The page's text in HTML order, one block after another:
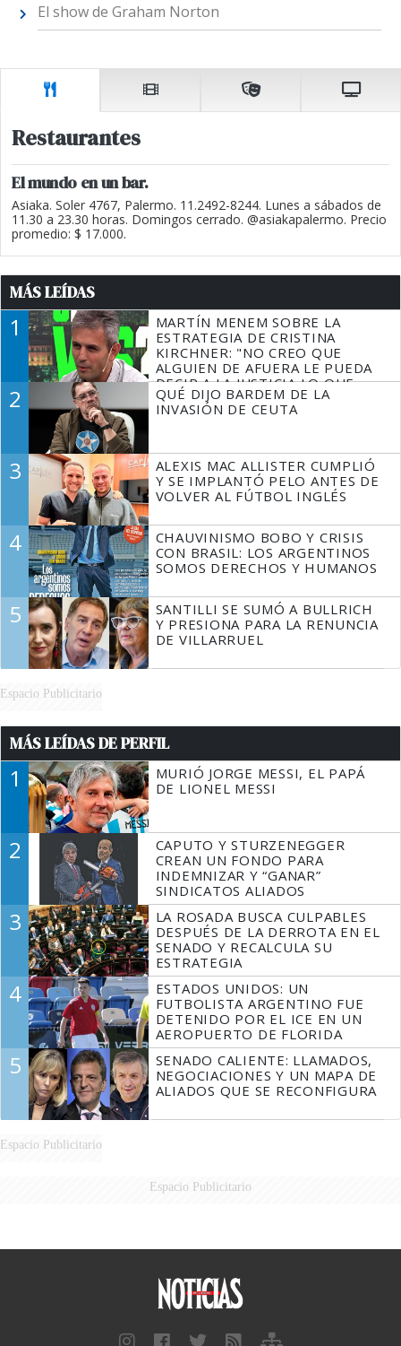
El show de Graham Norton
Restaurantes
El mundo en un bar.
Asiaka. Soler 4767, Palermo. 11.2492-8244. Lunes a sábados de
11.30 a 23.30 horas. Domingos cerrado. @asiakapalermo. Precio
promedio: $ 17.000.
MÁS LEÍDAS
1
MARTÍN MENEM SOBRE LA
ESTRATEGIA DE CRISTINA
KIRCHNER: "NO CREO QUE
ALGUIEN DE AFUERA LE PUEDA
DECIR A LA JUSTICIA LO QUE
TIENE QUE HACER"
2
QUÉ DIJO BARDEM DE LA
INVASIÓN DE CEUTA
3
ALEXIS MAC ALLISTER CUMPLIÓ
Y SE IMPLANTÓ PELO ANTES DE
VOLVER AL FÚTBOL INGLÉS
4
CHAUVINISMO BOBO Y CRISIS
CON BRASIL: LOS ARGENTINOS
SOMOS DERECHOS Y HUMANOS
5
SANTILLI SE SUMÓ A BULLRICH
Y PRESIONA PARA LA RENUNCIA
DE VILLARRUEL
Espacio Publicitario
MÁS LEÍDAS DE PERFIL
1
MURIÓ JORGE MESSI, EL PAPÁ
DE LIONEL MESSI
2
CAPUTO Y STURZENEGGER
CREAN UN FONDO PARA
INDEMNIZAR Y “GANAR”
SINDICATOS ALIADOS
3
LA ROSADA BUSCA CULPABLES
DESPUÉS DE LA DERROTA EN EL
SENADO Y RECALCULA SU
ESTRATEGIA
4
ESTADOS UNIDOS: UN
FUTBOLISTA ARGENTINO FUE
DETENIDO POR EL ICE EN UN
AEROPUERTO DE FLORIDA
5
SENADO CALIENTE: LLAMADOS,
NEGOCIACIONES Y UN MAPA DE
ALIADOS QUE SE RECONFIGURA
Espacio Publicitario
Espacio Publicitario